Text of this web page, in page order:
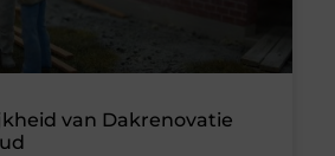
van Dakrenovatie